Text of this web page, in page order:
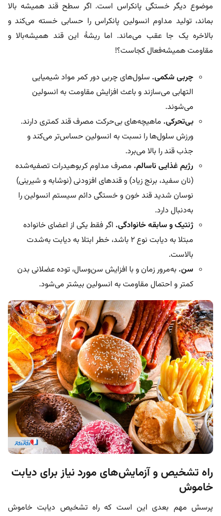
موضوع دیگر خستگی پانکراس است. اگر سطح قند همیشه بالا
بماند، تولید مداوم انسولین پانکراس را حسابی خسته می‌کند و
بالاخره یک جا عقب می‌ماند. اما ریشۀ این قند همیشه‌بالا و
مقاومت همیشه‌فعال کجاست؟!
چربی شکمی. سلول‌های چربی دور کمر مواد شیمیایی
التهابی می‌سازند و باعث افزایش مقاومت به انسولین
می‌شوند.
بی‌تحرکی. ماهیچه‌های بی‌حرکت مصرف قند کمتری دارند.
ورزش سلول‌ها را نسبت به انسولین حساس‌تر می‌کند و
جذب قند را بالا می‌برد.
رژیم غذایی ناسالم. مصرف مداوم کربوهیدرات‌ تصفیه‌شده
(نان سفید، برنج زیاد) و قندهای افزودنی (نوشابه و شیرینی)
نوسان شدید قند خون و خستگی دائم سیستم انسولین را
به‌دنبال دارد.
ژنتیک و سابقه خانوادگی. اگر فقط یکی از اعضای خانواده
مبتلا به دیابت نوع ۲ باشد، خطر ابتلا به دیابت به‌شدت
بالاست.
سن. به‌مرور زمان و با افزایش سن‌و‌سال، توده عضلانی بدن
کمتر و احتمال مقاومت به انسولین بیشتر می‌شود.
راه تشخیص و آزمایش‌های مورد نیاز برای دیابت
خاموش
پرسش مهم بعدی این است که راه تشخیص دیابت خاموش